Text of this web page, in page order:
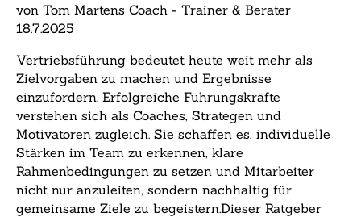
von Tom Martens Coach - Trainer & Berater
18.7.2025
Vertriebsführung bedeutet heute weit mehr als
Zielvorgaben zu machen und Ergebnisse
einzufordern. Erfolgreiche Führungskräfte
verstehen sich als Coaches, Strategen und
Motivatoren zugleich. Sie schaffen es, individuelle
Stärken im Team zu erkennen, klare
Rahmenbedingungen zu setzen und Mitarbeiter
nicht nur anzuleiten, sondern nachhaltig für
gemeinsame Ziele zu begeistern.Dieser Ratgeber